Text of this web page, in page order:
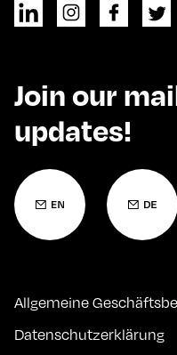
Join our
updates!
Allgemeine
Datenschutzerklärung